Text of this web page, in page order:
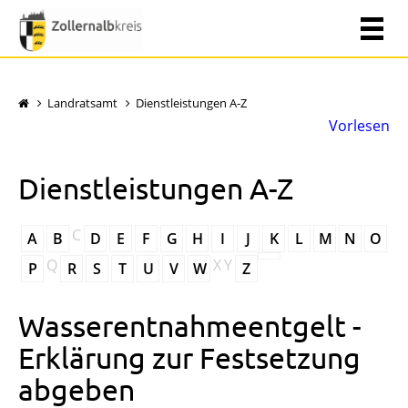
Landratsamt Dienstleistungen A-Z
Vorlesen
Dienstleistungen A-Z
A B C D E F G H I J K L M N
O
P Q R S T U V W XY Z
Wasserentnahmeentgelt -
Erklärung zur Festsetzung
abgeben